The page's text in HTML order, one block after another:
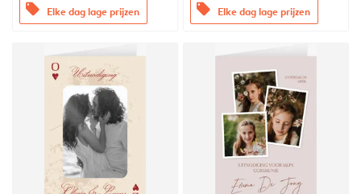
offers Elke dag lage prijzen offers Elke dag lage prijzen